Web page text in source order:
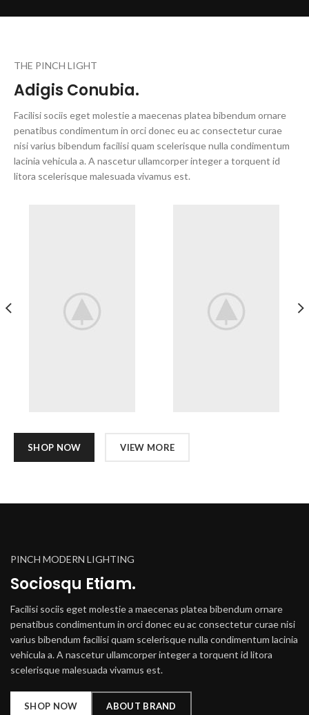
THE PINCH LIGHT
Adigis Conubia.
Facilisi sociis eget molestie a maecenas platea bibendum ornare
penatibus condimentum in orci donec eu ac consectetur curae
nisi varius bibendum facilisi quam scelerisque nulla condimentum
lacinia vehicula a. A nascetur ullamcorper integer a torquent id
litora scelerisque malesuada vivamus est.
SHOP NOW VIEW MORE
PINCH MODERN LIGHTING
Sociosqu Etiam.
Facilisi sociis eget molestie a maecenas platea bibendum ornare
penatibus condimentum in orci donec eu ac consectetur curae nisi
varius bibendum facilisi quam scelerisque nulla condimentum lacinia
vehicula a. A nascetur ullamcorper integer a torquent id litora
scelerisque malesuada vivamus est.
SHOP NOW ABOUT BRAND